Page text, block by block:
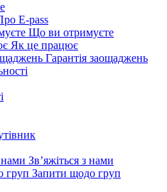
E-pass
Що ви отримуєте
Як це працює
Гарантія заощаджень
нами Зв’яжіться з нами
груп Запити щодо груп